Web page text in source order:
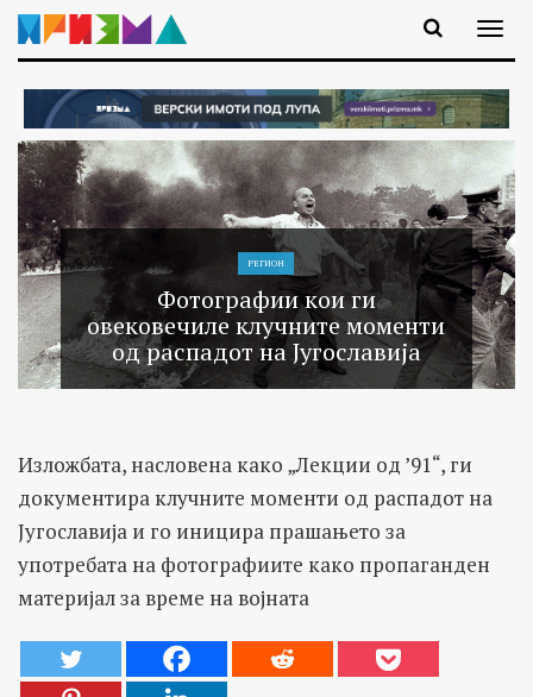
РЕГИОН
Фотографии кои ги
овековечиле клучните моменти
од распадот на Југославија
Изложбата, насловена како „Лекции од ’91“, ги
документира клучните моменти од распадот на
Југославија и го иницира прашањето за
употребата на фотографиите како пропаганден
материјал за време на војната